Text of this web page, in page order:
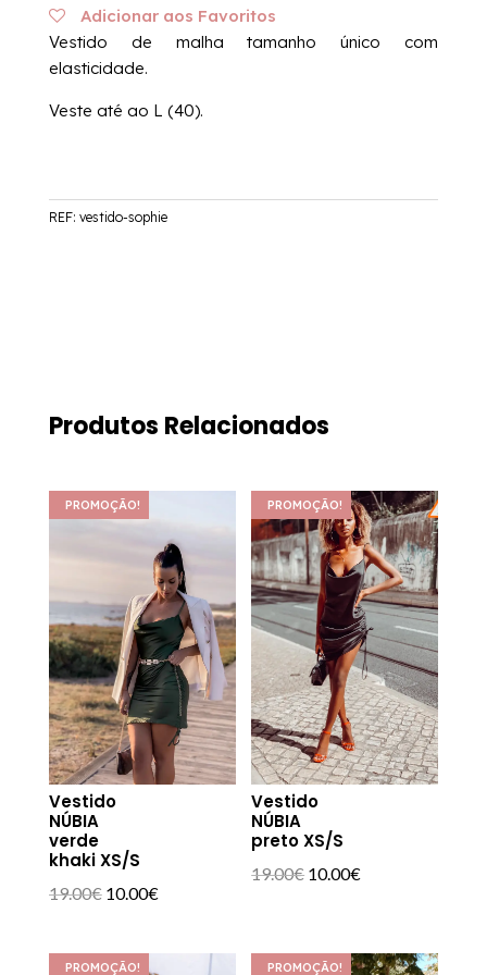
Adicionar aos Favoritos
Vestido de malha tamanho único com
elasticidade.
Veste até ao L (40).
REF: vestido-sophie
Produtos Relacionados
PROMOÇÃO!
Vestido
NÚBIA
verde
khaki XS/S
19.00€ O
original
10.00€O
PROMOÇÃO!
Vestido
NÚBIA
preto XS/S
19.00€ O
era:
10.00€O
é:
PROMOÇÃO! PROMOÇÃO!